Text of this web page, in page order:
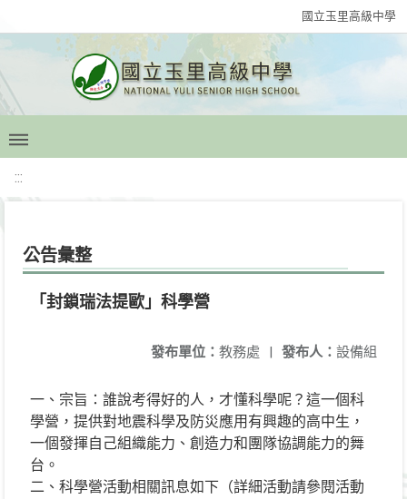
國立玉里高級中學
:::
公告彙整
「封鎖瑞法提歐」科學營
發布人： 設備組
發布單位： 教務處 |
一、宗旨：誰說考得好的人，才懂科學呢？這一個科
學營，提供對地震科學及防災應用有興趣的高中生，
一個發揮自己組織能力、創造力和團隊協調能力的舞
台。
二、科學營活動相關訊息如下（詳細活動請參閱活動